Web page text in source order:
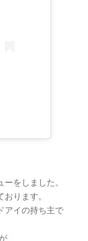
をしました。
ります。
アイの持ち主で